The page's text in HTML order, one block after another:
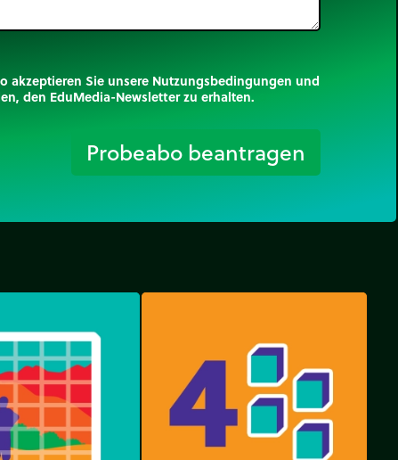
akzeptieren Sie unsere Nutzungsbedingungen und
den EduMedia-Newsletter zu erhalten.
Probeabo beantragen